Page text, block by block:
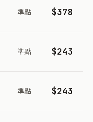
準點 $378
準點 $243
準點 $243